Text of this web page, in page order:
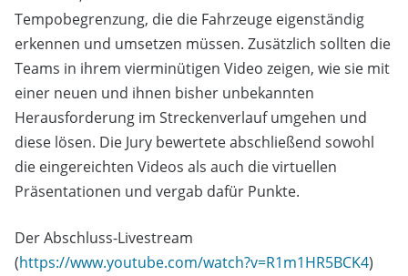
Tempobegrenzung, die die Fahrzeuge eigenständig
erkennen und umsetzen müssen. Zusätzlich sollten die
Teams in ihrem vierminütigen Video zeigen, wie sie mit
einer neuen und ihnen bisher unbekannten
Herausforderung im Streckenverlauf umgehen und
diese lösen. Die Jury bewertete abschließend sowohl
die eingereichten Videos als auch die virtuellen
Präsentationen und vergab dafür Punkte.
Der Abschluss-Livestream
(https://www.youtube.com/watch?v=R1m1HR5BCK4)